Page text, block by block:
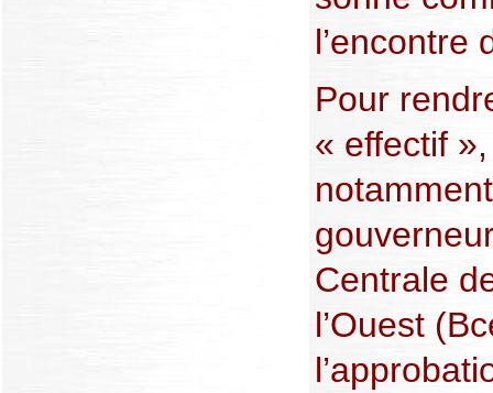
l’encontre
Pour
« effectif
Centrale
l’Ouest